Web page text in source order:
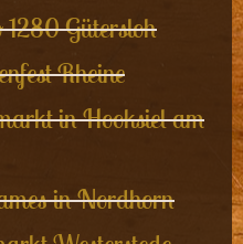
Gütersloh
Rheine
in Hooksiel am
in Nordhorn